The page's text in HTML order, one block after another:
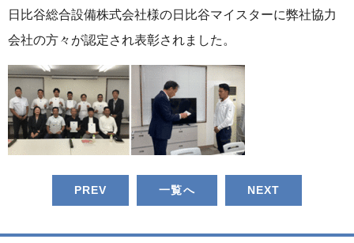
日比谷総合設備株式会社様の日比谷マイスターに弊社協力
会社の方々が認定され表彰されました。
PREV 一覧へ NEXT